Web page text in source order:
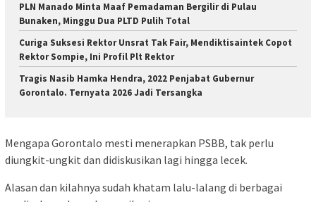
PLN Manado Minta Maaf Pemadaman Bergilir di Pulau
Bunaken, Minggu Dua PLTD Pulih Total
Curiga Suksesi Rektor Unsrat Tak Fair, Mendiktisaintek Copot
Rektor Sompie, Ini Profil Plt Rektor
Tragis Nasib Hamka Hendra, 2022 Penjabat Gubernur
Gorontalo. Ternyata 2026 Jadi Tersangka
Mengapa Gorontalo mesti menerapkan PSBB, tak perlu
diungkit-ungkit dan didiskusikan lagi hingga lecek.
Alasan dan kilahnya sudah khatam lalu-lalang di berbagai